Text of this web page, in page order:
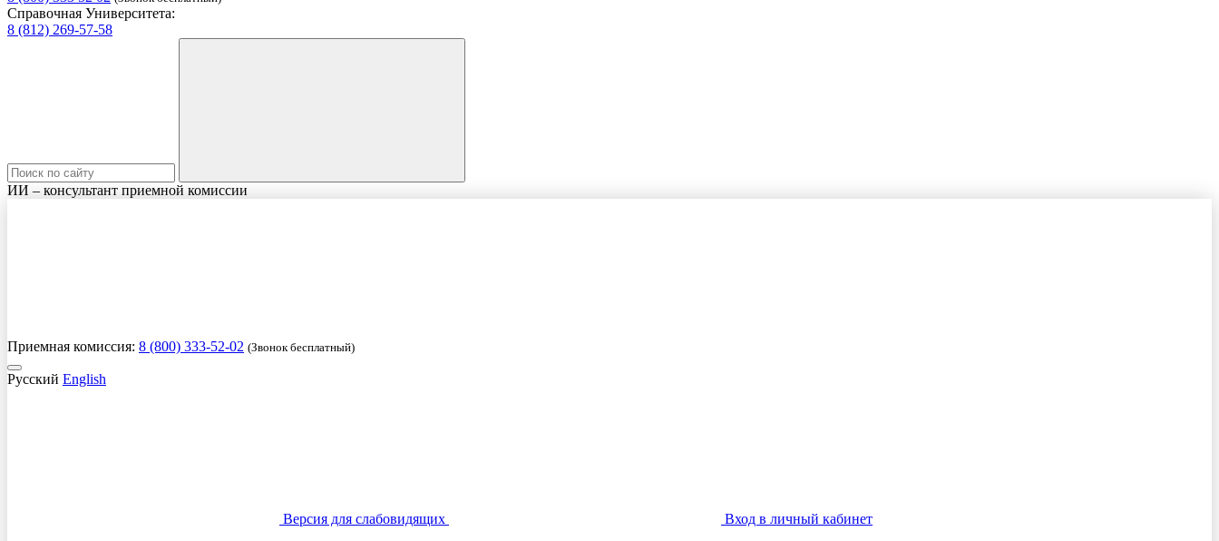
Справочная Университета:
8 (812) 269-57-58
ИИ – консультант приемной комиссии
Приемная комиссия: 8 (800) 333-52-02 (Звонок бесплатный)
Русский English
Версия для слабовидящих
Вход в личный кабинет